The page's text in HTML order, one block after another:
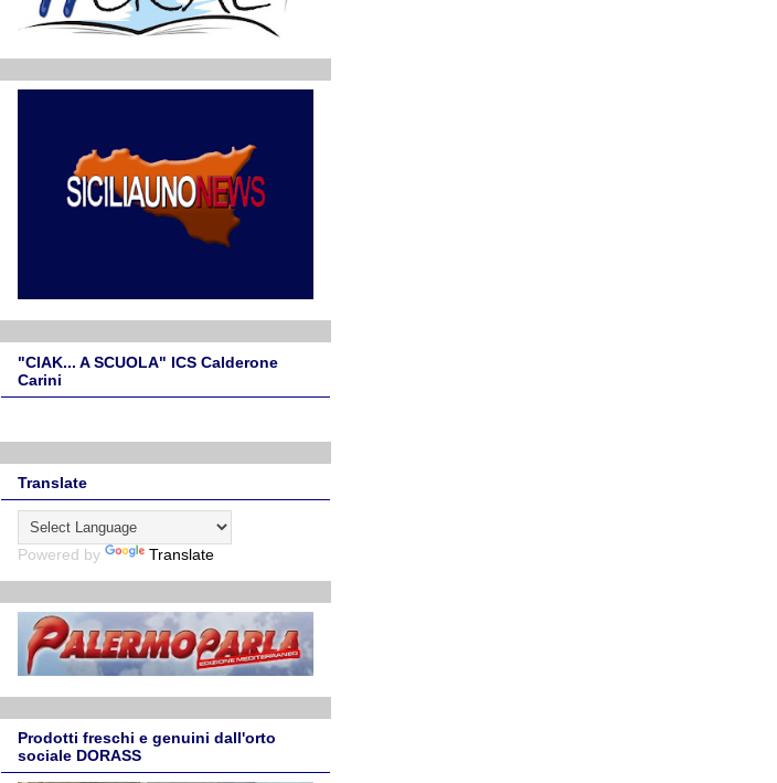
"CIAK... A SCUOLA" ICS Calderone
Carini
Translate
Powered by Translate
Prodotti freschi e genuini dall'orto
sociale DORASS